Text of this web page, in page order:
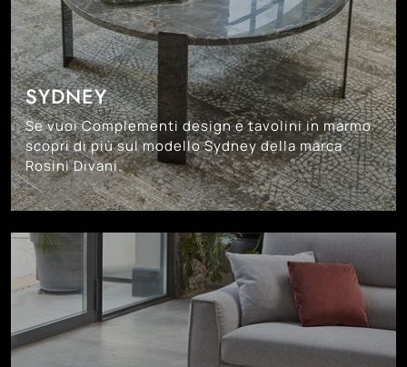
SYDNEY
Se vuoi Complementi design e tavolini in marmo
scopri di più sul modello Sydney della marca
Rosini Divani.